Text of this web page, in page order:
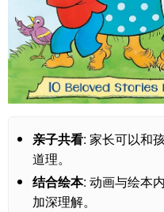
亲子共看: 家长可以和
道理。
结合绘本: 动画与绘本
加深理解。